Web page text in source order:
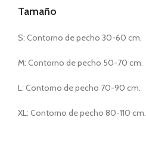
Tamaño
S: Contorno de pecho 30-60 cm.
M: Contorno de pecho 50-70 cm.
L: Contorno de pecho 70-90 cm.
XL: Contorno de pecho 80-110 cm.